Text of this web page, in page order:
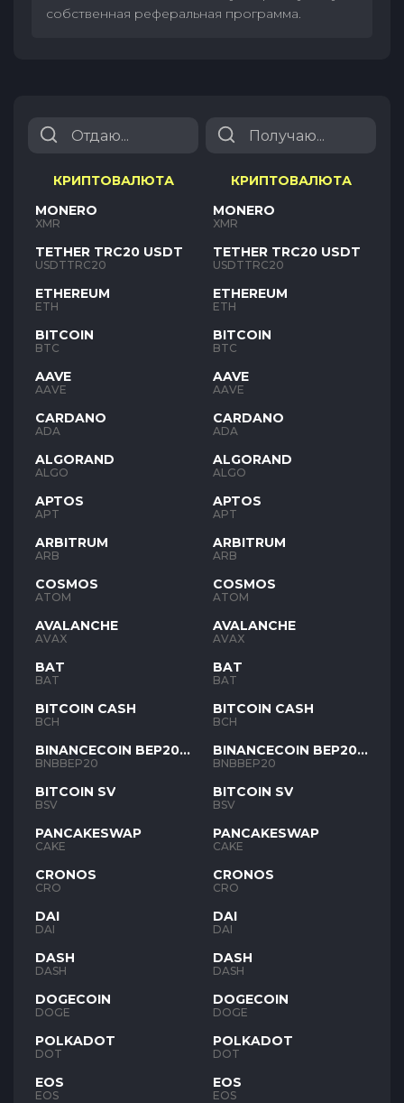
собственная реферальная программа.
КРИПТОВАЛЮТА
MONERO
XMR
TETHER TRC20 USDT
USDTTRC20
ETHEREUM
ETH
BITCOIN
BTC
AAVE
AAVE
CARDANO
ADA
ALGORAND
ALGO
APTOS
APT
ARBITRUM
ARB
COSMOS
ATOM
AVALANCHE
AVAX
BAT
BAT
BITCOIN CASH
BCH
BINANCECOIN BEP20
BNB
BNBBEP20
BITCOIN SV
BSV
PANCAKESWAP
CAKE
CRONOS
CRO
DAI
DAI
DASH
DASH
DOGECOIN
DOGE
POLKADOT
DOT
EOS
EOS
КРИПТОВАЛЮТА
MONERO
XMR
TETHER TRC20 USDT
USDTTRC20
ETHEREUM
ETH
BITCOIN
BTC
AAVE
AAVE
CARDANO
ADA
ALGORAND
ALGO
APTOS
APT
ARBITRUM
ARB
COSMOS
ATOM
AVALANCHE
AVAX
BAT
BAT
BITCOIN CASH
BCH
BINANCECOIN BEP20
BNB
BNBBEP20
BITCOIN SV
BSV
PANCAKESWAP
CAKE
CRONOS
CRO
DAI
DAI
DASH
DASH
DOGECOIN
DOGE
POLKADOT
DOT
EOS
EOS